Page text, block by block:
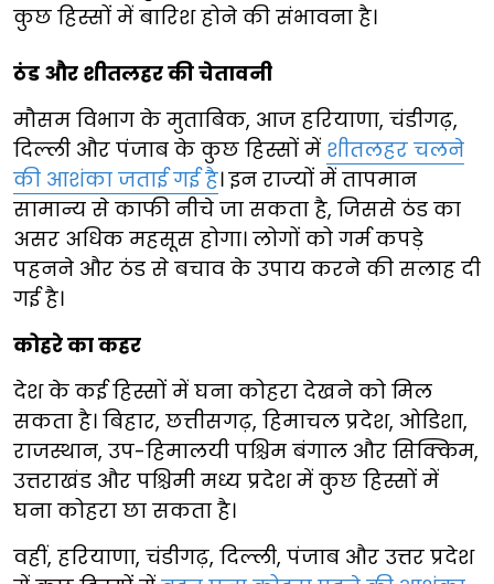
कुछ हिस्सों में बारिश होने की संभावना है।
ठंड और शीतलहर की चेतावनी
मौसम विभाग के मुताबिक, आज हरियाणा, चंडीगढ़,
दिल्ली और पंजाब के कुछ हिस्सों में शीतलहर चलने
की आशंका जताई गई है। इन राज्यों में तापमान
सामान्य से काफी नीचे जा सकता है, जिससे ठंड का
असर अधिक महसूस होगा। लोगों को गर्म कपड़े
पहनने और ठंड से बचाव के उपाय करने की सलाह दी
गई है।
कोहरे का कहर
देश के कई हिस्सों में घना कोहरा देखने को मिल
सकता है। बिहार, छत्तीसगढ़, हिमाचल प्रदेश, ओडिशा,
राजस्थान, उप-हिमालयी पश्चिम बंगाल और सिक्किम,
उत्तराखंड और पश्चिमी मध्य प्रदेश में कुछ हिस्सों में
घना कोहरा छा सकता है।
वहीं, हरियाणा, चंडीगढ़, दिल्ली, पंजाब और उत्तर प्रदेश